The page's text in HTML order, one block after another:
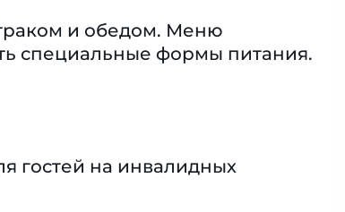
и обедом. Меню
специальные формы питания.
гостей на инвалидных